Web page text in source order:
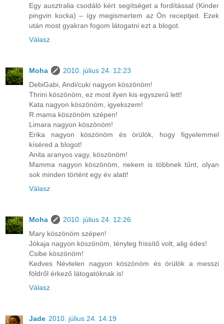
Egy ausztralia csodáló kért segítséget a fordítással (Kinder
pingvin kocka) – így megismertem az Ön receptjeit. Ezek
után most gyakran fogom látogatni ezt a blogot.
Válasz
Moha
2010. július 24. 12:23
DebiGabi, Andi/cuki nagyon köszönöm!
Thrini köszönöm, ez most ilyen kis egyszerű lett!
Kata nagyon köszönöm, igyekszem!
R.mama köszönöm szépen!
Limara nagyon köszönöm!
Erika nagyon köszönöm és örülök, hogy figyelemmel
kíséred a blogot!
Anita aranyos vagy, köszönöm!
Mamma nagyon köszönöm, nekem is többnek tűnt, olyan
sok minden történt egy év alatt!
Válasz
Moha
2010. július 24. 12:26
Mary köszönöm szépen!
Jókaja nagyon köszönöm, tényleg frissítő volt, alig édes!
Csibe köszönöm!
Kedves Névtelen nagyon köszönöm és örülök a messzi
földről érkező látogatóknak is!
Válasz
Jade 2010. július 24. 14:19